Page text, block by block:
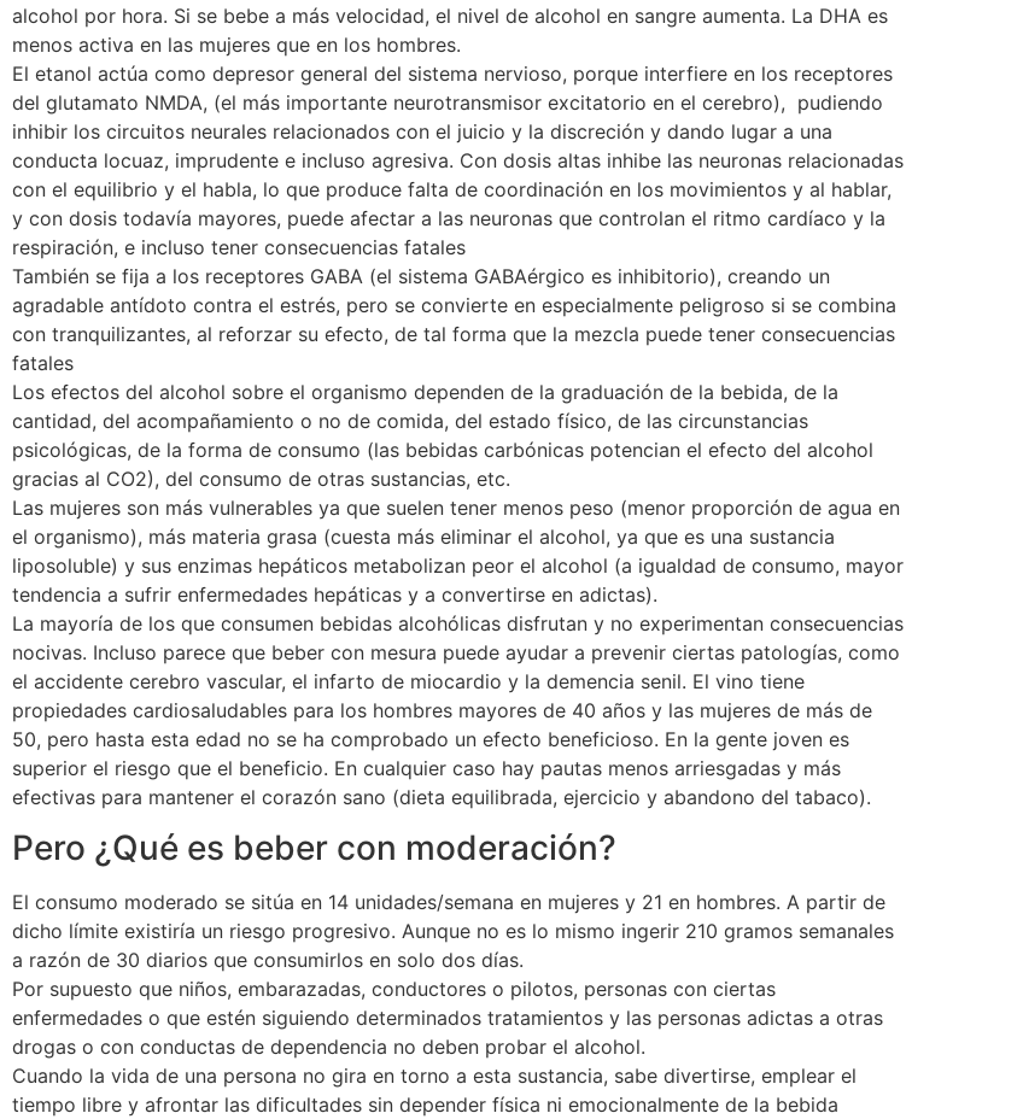
alcohol por hora. Si se bebe a más velocidad, el nivel de alcohol en sangre aumenta. La DHA es
menos activa en las mujeres que en los hombres.
El etanol actúa como depresor general del sistema nervioso, porque interfiere en los receptores
del glutamato NMDA, (el más importante neurotransmisor excitatorio en el cerebro), pudiendo
inhibir los circuitos neurales relacionados con el juicio y la discreción y dando lugar a una
conducta locuaz, imprudente e incluso agresiva. Con dosis altas inhibe las neuronas relacionadas
con el equilibrio y el habla, lo que produce falta de coordinación en los movimientos y al hablar,
y con dosis todavía mayores, puede afectar a las neuronas que controlan el ritmo cardíaco y la
respiración, e incluso tener consecuencias fatales
También se fija a los receptores GABA (el sistema GABAérgico es inhibitorio), creando un
agradable antídoto contra el estrés, pero se convierte en especialmente peligroso si se combina
con tranquilizantes, al reforzar su efecto, de tal forma que la mezcla puede tener consecuencias
fatales
Los efectos del alcohol sobre el organismo dependen de la graduación de la bebida, de la
cantidad, del acompañamiento o no de comida, del estado físico, de las circunstancias
psicológicas, de la forma de consumo (las bebidas carbónicas potencian el efecto del alcohol
gracias al CO2), del consumo de otras sustancias, etc.
Las mujeres son más vulnerables ya que suelen tener menos peso (menor proporción de agua en
el organismo), más materia grasa (cuesta más eliminar el alcohol, ya que es una sustancia
liposoluble) y sus enzimas hepáticos metabolizan peor el alcohol (a igualdad de consumo, mayor
tendencia a sufrir enfermedades hepáticas y a convertirse en adictas).
La mayoría de los que consumen bebidas alcohólicas disfrutan y no experimentan consecuencias
nocivas. Incluso parece que beber con mesura puede ayudar a prevenir ciertas patologías, como
el accidente cerebro vascular, el infarto de miocardio y la demencia senil. El vino tiene
propiedades cardiosaludables para los hombres mayores de 40 años y las mujeres de más de
50, pero hasta esta edad no se ha comprobado un efecto beneficioso. En la gente joven es
superior el riesgo que el beneficio. En cualquier caso hay pautas menos arriesgadas y más
efectivas para mantener el corazón sano (dieta equilibrada, ejercicio y abandono del tabaco).
Pero ¿Qué es beber con moderación?
El consumo moderado se sitúa en 14 unidades/semana en mujeres y 21 en hombres. A partir de
dicho límite existiría un riesgo progresivo. Aunque no es lo mismo ingerir 210 gramos semanales
a razón de 30 diarios que consumirlos en solo dos días.
Por supuesto que niños, embarazadas, conductores o pilotos, personas con ciertas
enfermedades o que estén siguiendo determinados tratamientos y las personas adictas a otras
drogas o con conductas de dependencia no deben probar el alcohol.
Cuando la vida de una persona no gira en torno a esta sustancia, sabe divertirse, emplear el
tiempo libre y afrontar las dificultades sin depender física ni emocionalmente de la bebida